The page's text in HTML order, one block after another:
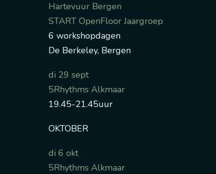
Hartevuur Bergen
START OpenFloor Jaargroep
6 workshopdagen
De Berkeley, Bergen
di 29 sept
5Rhythms Alkmaar
19.45-21.45uur
OKTOBER
di 6 okt
5Rhythms Alkmaar